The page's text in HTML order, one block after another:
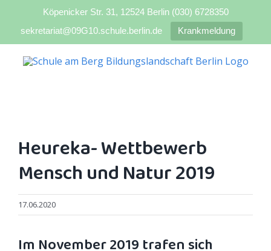
Köpenicker Str. 31, 12524 Berlin (030) 6728350
sekretariat@09G10.schule.berlin.de
Krankmeldung
Inhalt
Heureka- Wettbewerb
Mensch und Natur 2019
17.06.2020